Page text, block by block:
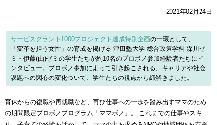
2021年02月24日
サービスグラント1000プロジェクト達成特別企画の一環として、
「変革を担う女性」の育成を掲げる 津田塾大学 総合政策学科 森川ゼ
ミ・伊藤(由)ゼミの学生たちが約10名のプロボノ参加経験者たちにイ
ンタビュー。プロボノ参加によって引き起こされる、キャリアや社会
課題への関心の変化ついて、学生たちの視点から紐解きました。
育休からの復職や再就職など、再び仕事への一歩を踏み出すママのため
の期間限定プロボノプログラム「ママボノ」。 これまでの仕事やスキ